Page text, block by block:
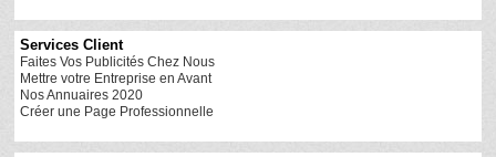
Services Client
Faites Vos Publicités Chez Nous
Mettre votre Entreprise en Avant
Nos Annuaires 2020
Créer une Page Professionnelle